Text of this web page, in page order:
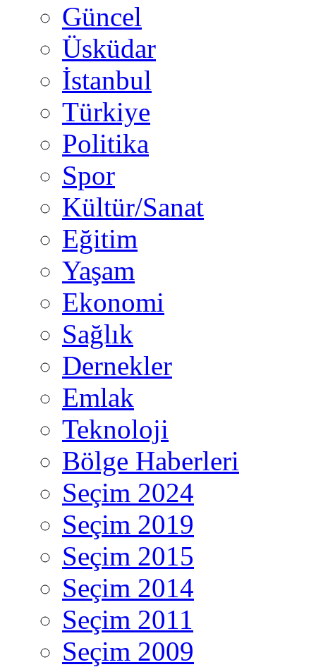
Güncel
Üsküdar
İstanbul
Türkiye
Politika
Spor
Kültür/Sanat
Eğitim
Yaşam
Ekonomi
Sağlık
Dernekler
Emlak
Teknoloji
Bölge Haberleri
Seçim 2024
Seçim 2019
Seçim 2015
Seçim 2014
Seçim 2011
Seçim 2009